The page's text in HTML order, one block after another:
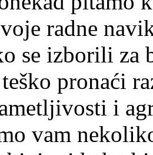
radne
se izborili za
pronaći
i
vam